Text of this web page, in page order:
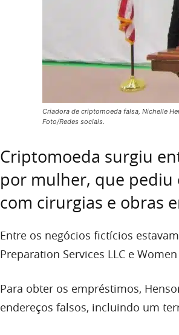
Criadora de criptomoeda falsa, Nichelle
Foto/Redes sociais.
Criptomoeda surgiu
por mulher, que
com cirurgias e obras
Entre os negócios fictícios
Preparation Services LLC e
Para obter os empréstimos,
endereços falsos, incluindo um